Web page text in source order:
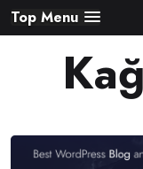
Skip
to
Top Menu